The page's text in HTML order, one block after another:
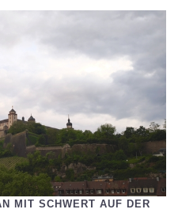
MIT SCHWERT AUF DER